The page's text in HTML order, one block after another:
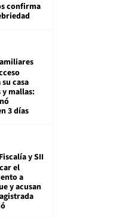
confirma
casa
mallas:
3 días
Fiscalía y SII
el
a
y acusan